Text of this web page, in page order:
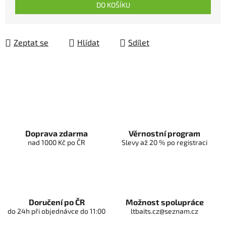
DO KOŠÍKU
Zeptat se Hlídat Sdílet
Doprava zdarma
nad 1000 Kč po ČR
Věrnostní program
Slevy až 20 % po registraci
Doručení po ČR
do 24h při objednávce do 11:00
Možnost spolupráce
ltbaits.cz@seznam.cz